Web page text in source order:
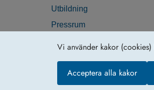
Vi använder kakor
Acceptera alla kakor
Utbildning
Pressrum